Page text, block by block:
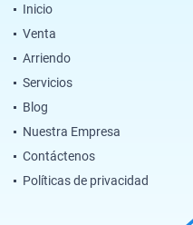
Inicio
Venta
Arriendo
Servicios
Blog
Nuestra Empresa
Contáctenos
Políticas de privacidad